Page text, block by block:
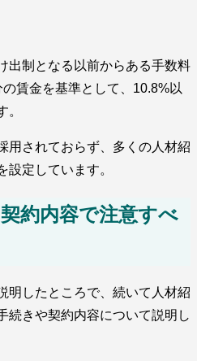
出制となる以前からある手数料
賃金を基準として、10.8%以
。
用されておらず、多くの人材紹
設定しています。
約内容で注意すべ
明したところで、続いて人材紹
続きや契約内容について説明し